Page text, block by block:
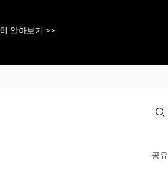
알아보기 >>
공유